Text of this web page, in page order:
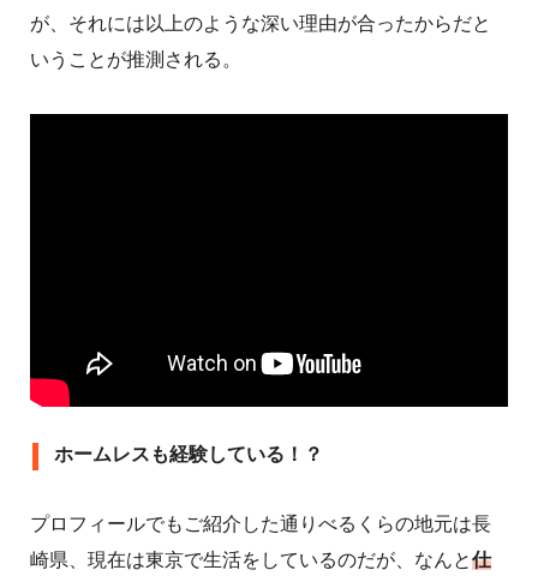
が、それには以上のような深い理由が合ったからだと
いうことが推測される。
ホームレスも経験している！？
プロフィールでもご紹介した通りべるくらの地元は長
崎県、現在は東京で生活をしているのだが、なんと仕